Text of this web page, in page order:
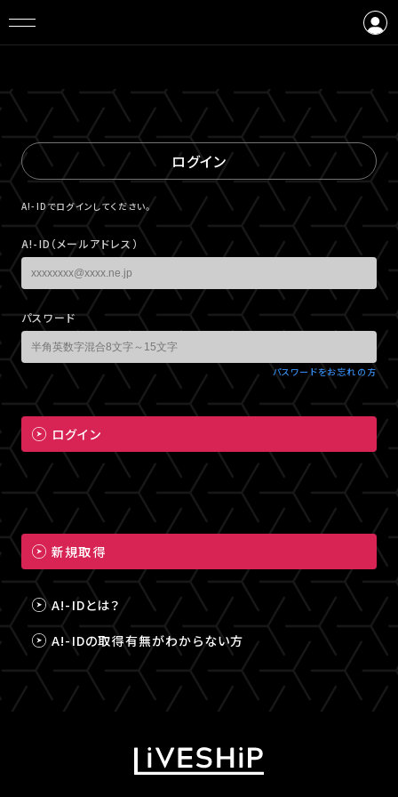
ログイン
A!-IDでログインしてください。
A!-ID（メールアドレス）
パスワード
パスワードをお忘れの方
ログイン
新規取得
A!-IDとは？
A!-IDの取得有無がわからない方